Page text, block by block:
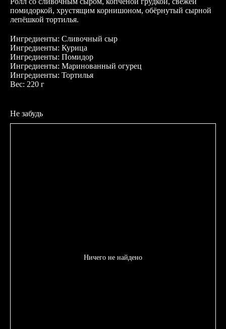
помидоркой, хрустящим корнишоном, обёрнутый сырной
лепёшкой тортилья.
Ингредиенты: Сливочный сыр
Ингредиенты: Курица
Ингредиенты: Помидор
Ингредиенты: Маринованный огурец
Ингредиенты: Тортилья
Вес: 220 г
Не забудь
Ничего не найдено